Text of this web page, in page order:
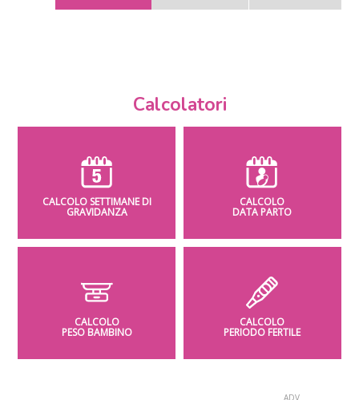
Calcolatori
CALCOLO SETTIMANE DI
GRAVIDANZA
CALCOLO
DATA PARTO
CALCOLO
PESO BAMBINO
CALCOLO
PERIODO FERTILE